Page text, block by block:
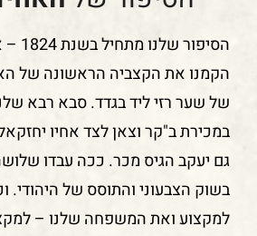
הקמנו את הקצביה הראשונה של
של שער רזי ליד בגדד. סבא רבא
במכירת ב"קר וצאן לצד אחיו
גם יעקב הגיס מכר. ככה עבדו
בשוק הצבעוני והתוסס של היהודי.
למקצוע ואת המשפחה שלנו –